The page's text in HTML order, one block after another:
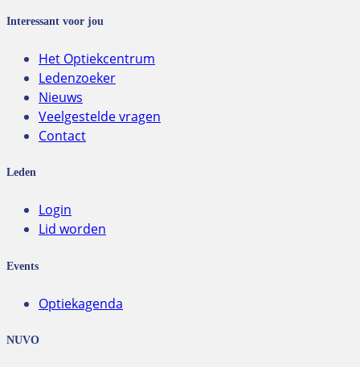
Interessant voor jou
Het Optiekcentrum
Ledenzoeker
Nieuws
Veelgestelde vragen
Contact
Leden
Login
Lid worden
Events
Optiekagenda
NUVO